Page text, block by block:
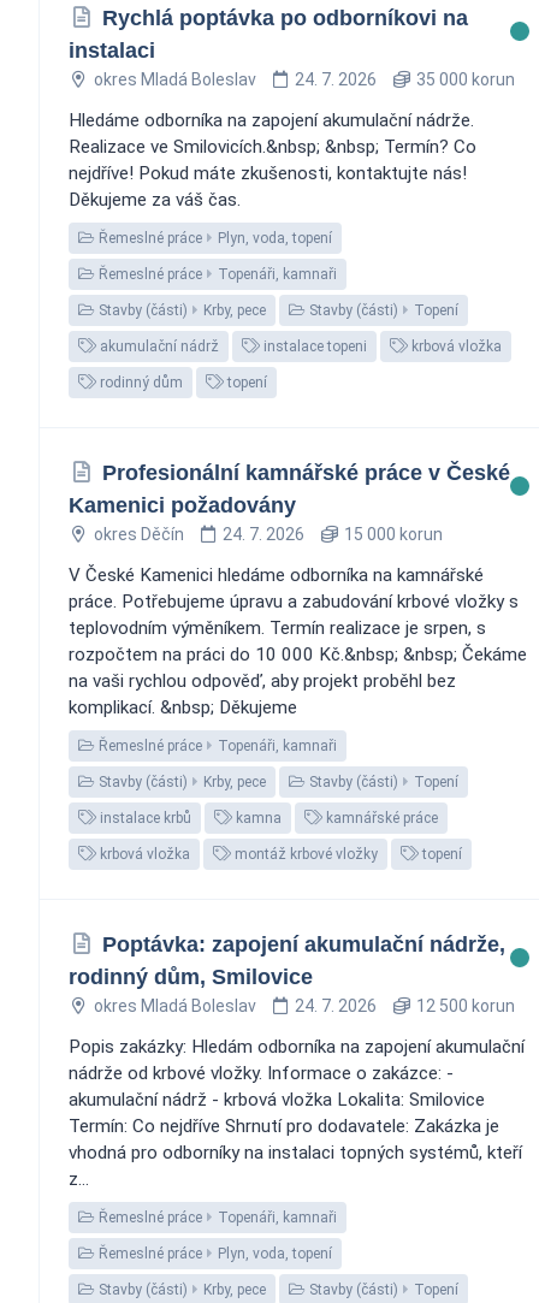
Rychlá poptávka po odborníkovi na
instalaci
okres Mladá Boleslav 24. 7. 2026 35 000 korun
Hledáme odborníka na zapojení akumulační nádrže.
Realizace ve Smilovicích.&nbsp; &nbsp; Termín? Co
nejdříve! Pokud máte zkušenosti, kontaktujte nás!
Děkujeme za váš čas.
Řemeslné práce Plyn, voda, topení
Řemeslné práce Topenáři, kamnaři
Stavby (části) Krby, pece Stavby (části) Topení
akumulační nádrž instalace topeni krbová vložka
rodinný dům topení
Profesionální kamnářské práce v České
Kamenici požadovány
okres Děčín 24. 7. 2026 15 000 korun
V České Kamenici hledáme odborníka na kamnářské
práce. Potřebujeme úpravu a zabudování krbové vložky s
teplovodním výměníkem. Termín realizace je srpen, s
rozpočtem na práci do 10 000 Kč.&nbsp; &nbsp; Čekáme
na vaši rychlou odpověď, aby projekt proběhl bez
komplikací. &nbsp; Děkujeme
Řemeslné práce Topenáři, kamnaři
Stavby (části) Krby, pece Stavby (části) Topení
instalace krbů kamna kamnářské práce
krbová vložka montáž krbové vložky topení
Poptávka: zapojení akumulační nádrže,
rodinný dům, Smilovice
okres Mladá Boleslav 24. 7. 2026 12 500 korun
Popis zakázky: Hledám odborníka na zapojení akumulační
nádrže od krbové vložky. Informace o zakázce: -
akumulační nádrž - krbová vložka Lokalita: Smilovice
Termín: Co nejdříve Shrnutí pro dodavatele: Zakázka je
vhodná pro odborníky na instalaci topných systémů, kteří
z...
Řemeslné práce Topenáři, kamnaři
Řemeslné práce Plyn, voda, topení
Stavby (části) Krby, pece Stavby (části) Topení